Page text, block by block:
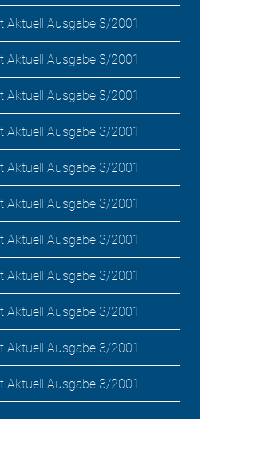
Aktuell Ausgabe 3/2001
Aktuell Ausgabe 3/2001
Aktuell Ausgabe 3/2001
Aktuell Ausgabe 3/2001
Aktuell Ausgabe 3/2001
Aktuell Ausgabe 3/2001
Aktuell Ausgabe 3/2001
Aktuell Ausgabe 3/2001
Aktuell Ausgabe 3/2001
Aktuell Ausgabe 3/2001
Aktuell Ausgabe 3/2001